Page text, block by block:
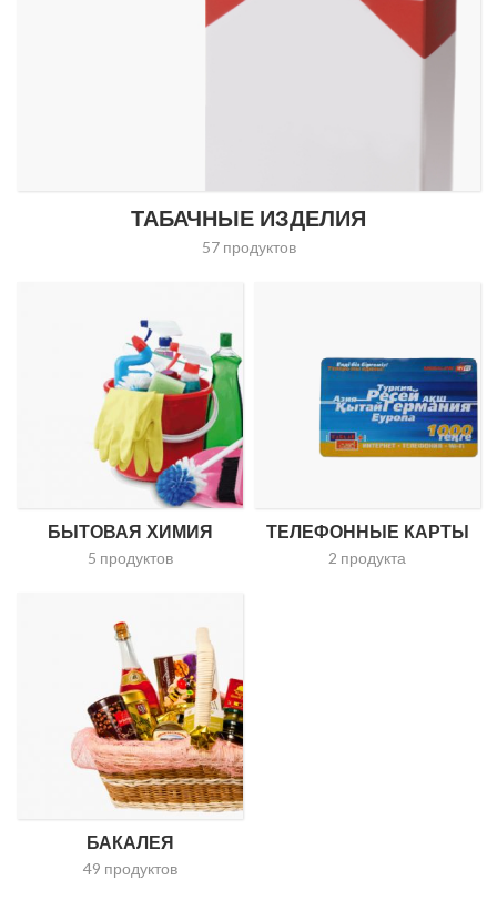
ТАБАЧНЫЕ ИЗДЕЛИЯ
57 продуктов
БЫТОВАЯ ХИМИЯ
5 продуктов
ТЕЛЕФОННЫЕ КАРТЫ
2 продукта
БАКАЛЕЯ
49 продуктов